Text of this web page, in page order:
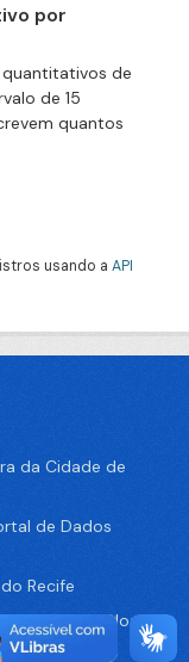
por
de
de 15
quantos
usando a API
da Cidade de
de Dados
Recife
Portal de Dados